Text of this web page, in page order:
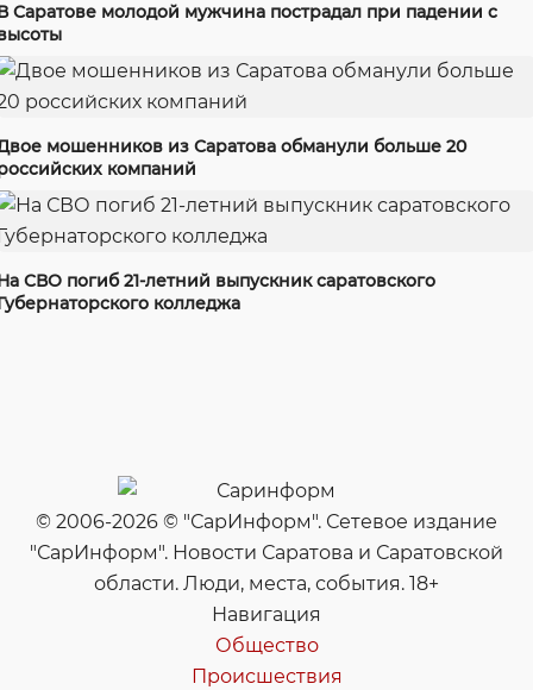
Саратове молодой мужчина пострадал при падении с
мошенников из Саратова обманули больше 20
компаний
СВО погиб 21-летний выпускник саратовского
колледжа
© 2006-2026 © "СарИнформ". Сетевое издание
"СарИнформ". Новости Саратова и Саратовской
области. Люди, места, события. 18+
Навигация
Общество
Происшествия